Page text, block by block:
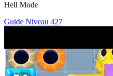
Hell Mode
Guide Niveau 427